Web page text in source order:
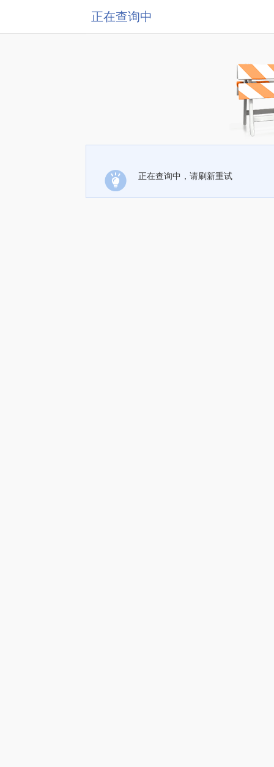
正在查询中
正在查询中，请刷新重试